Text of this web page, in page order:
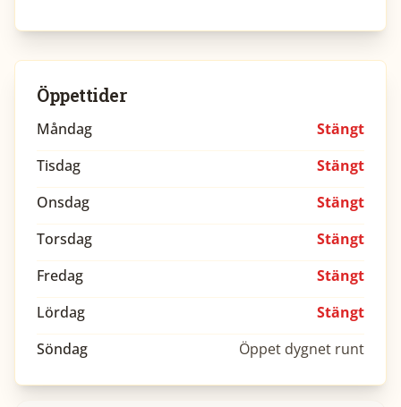
Öppettider
Måndag
Stängt
Tisdag
Stängt
Onsdag
Stängt
Torsdag
Stängt
Fredag
Stängt
Lördag
Stängt
Söndag
Öppet dygnet runt